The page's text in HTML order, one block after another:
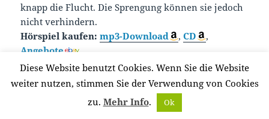
knapp die Flucht. Die Sprengung können sie jedoch
nicht verhindern.
Hörspiel kaufen: mp3-Download ,CD
,
Angebote
Diese Website benutzt Cookies. Wenn Sie die Website
weiter nutzen, stimmen Sie der Verwendung von Cookies
zu. Mehr Info. Ok